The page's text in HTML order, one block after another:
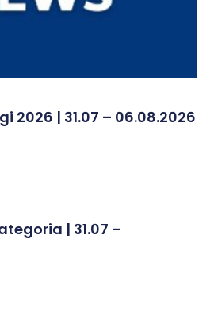
2026 | 31.07 – 06.08.2026
| 31.07 –